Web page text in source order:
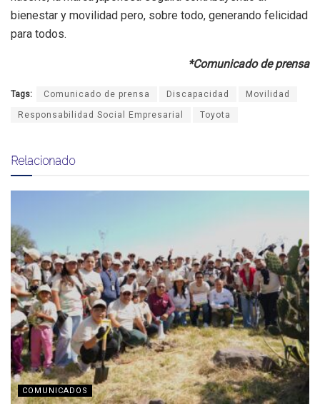
bienestar y movilidad pero, sobre todo, generando felicidad
para todos.
*Comunicado de prensa
Tags: Comunicado de prensa Discapacidad Movilidad
Responsabilidad Social Empresarial Toyota
Relacionado
COMUNICADOS